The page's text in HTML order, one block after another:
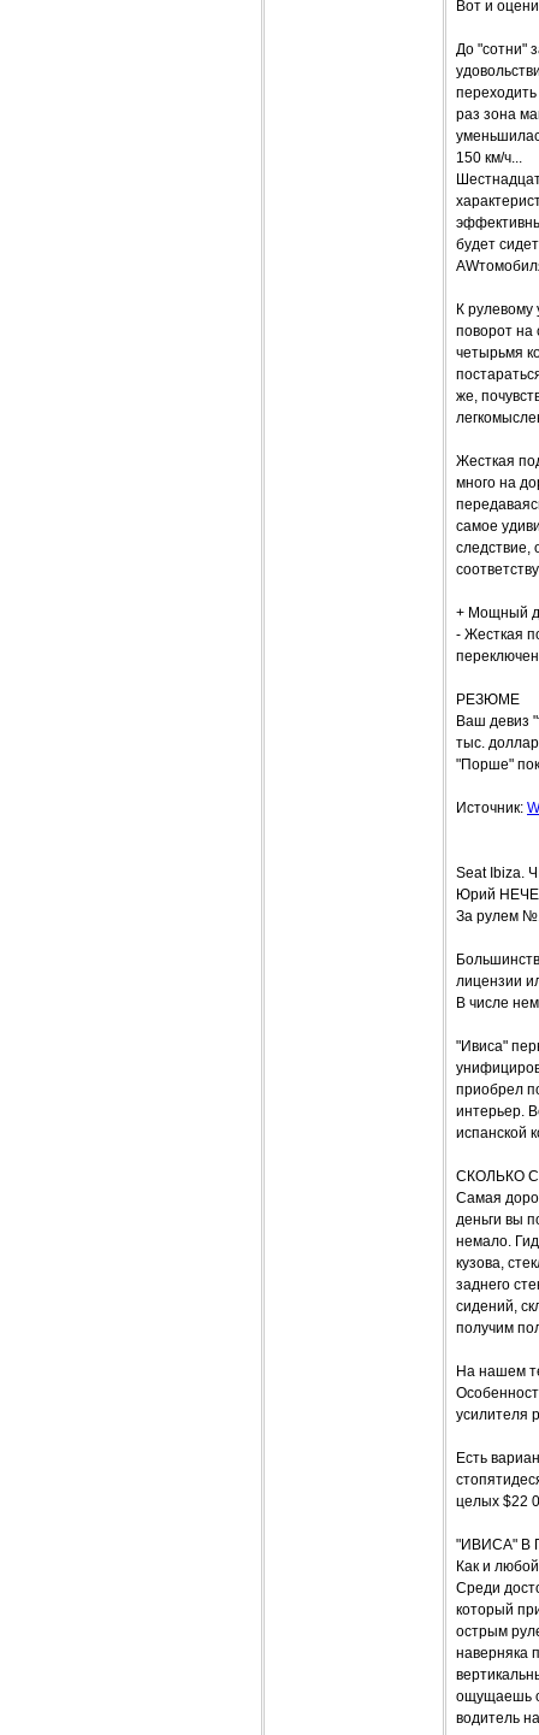
Вот и
До "сотни"
раз зона
150 км/ч...
будет
К рулевому
поворот на
четырьмя
же,
Жесткая
много на
самое
следствие,
+ Мощный
- Жесткая
РЕЗЮМЕ
Ваш девиз
тыс.
"Порше"
Источник:
Seat
Юрий
За рулем
лицензии
В числе
"Ивиса"
приобрел
интерьер.
испанской
СКОЛЬКО
Самая
деньги вы
немало.
кузова,
заднего
сидений,
получим
На нашем
усилителя
Есть
целых $22
"ИВИСА" В
Как и
Среди
который
острым
наверняка
ощущаешь
водитель